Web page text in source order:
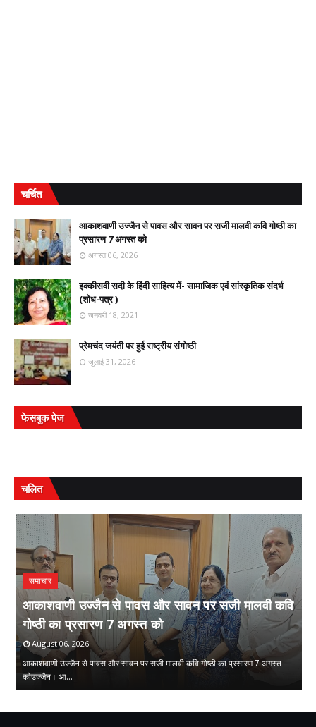
चर्चित
आकाशवाणी उज्जैन से पावस और सावन पर सजी मालवी कवि गोष्ठी का
प्रसारण 7 अगस्त को
अगस्त 06, 2026
इक्कीसवी सदी के हिंदी साहित्य में- सामाजिक एवं सांस्कृतिक संदर्भ
(शोध-पत्र )
जनवरी 18, 2021
प्रेमचंद जयंती पर हुई राष्ट्रीय संगोष्ठी
जुलाई 31, 2026
फेसबुक पेज
चलित
समाचार
आकाशवाणी उज्जैन से पावस और सावन पर सजी मालवी कवि
गोष्ठी का प्रसारण 7 अगस्त को
August 06, 2026
आकाशवाणी उज्जैन से पावस और सावन पर सजी मालवी कवि गोष्ठी का प्रसारण 7 अगस्त
कोउज्जैन। आ…